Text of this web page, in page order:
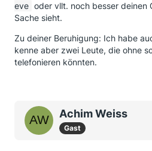
eve oder vllt. noch besser deinen
Sache sieht.
Zu deiner Beruhigung: Ich habe
kenne aber zwei Leute, die ohne
telefonieren könnten.
Achim Weiss
Gast